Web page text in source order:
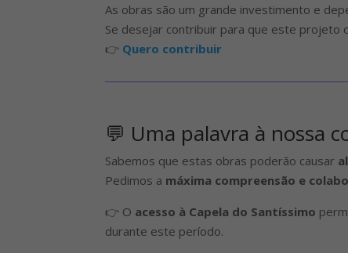
As obras são um grande investimento e
Se desejar contribuir para que este projeto
👉 Quero contribuir
💬 Uma palavra à nossa
Sabemos que estas obras poderão causar
Pedimos a máxima compreensão e
👉 O acesso à Capela do Santíssimo
durante este período.